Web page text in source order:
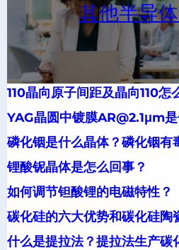
其他半导
110晶向原子间距及晶向110怎
YAG晶圆中镀膜AR@2.1μm
磷化铟是什么晶体？磷化铟有
锂酸铌晶体是怎么回事？
如何调节钽酸锂的电磁特性？
碳化硅的六大优势和碳化硅陶
什么是提拉法？提拉法生产碳